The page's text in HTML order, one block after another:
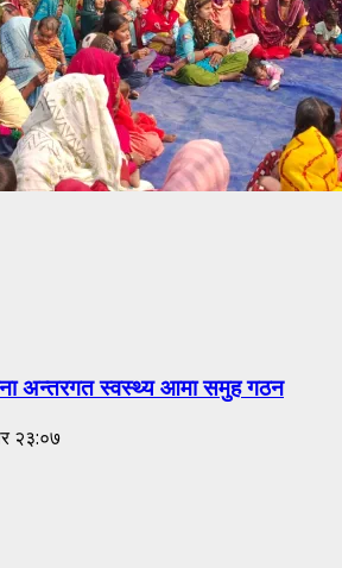
अन्तरगत स्वस्थ्य आमा समुह गठन
२३:०७